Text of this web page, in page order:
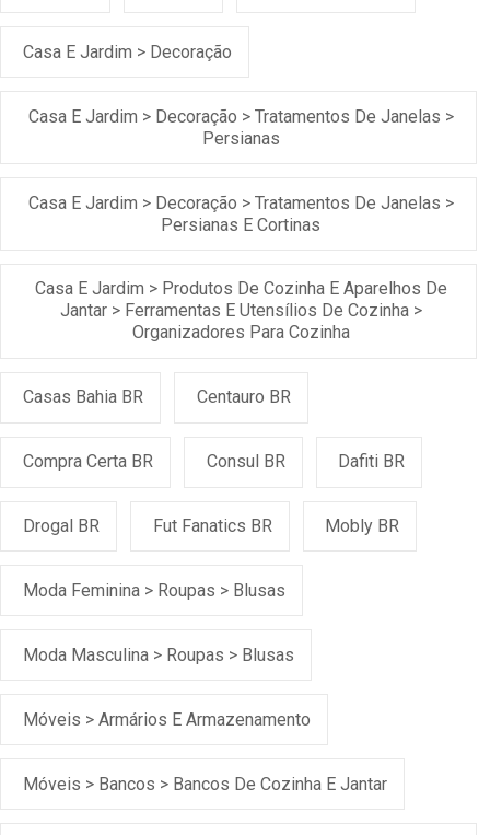
Casa E Jardim > Decoração
Casa E Jardim > Decoração > Tratamentos De Janelas >
Persianas
Casa E Jardim > Decoração > Tratamentos De Janelas >
Persianas E Cortinas
Casa E Jardim > Produtos De Cozinha E Aparelhos De
Jantar > Ferramentas E Utensílios De Cozinha >
Organizadores Para Cozinha
Casas Bahia BR Centauro BR
Compra Certa BR Consul BR Dafiti BR
Drogal BR Fut Fanatics BR Mobly BR
Moda Feminina > Roupas > Blusas
Moda Masculina > Roupas > Blusas
Móveis > Armários E Armazenamento
Móveis > Bancos > Bancos De Cozinha E Jantar